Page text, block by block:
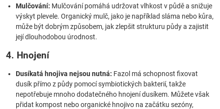
Mulčování: Mulčování pomáhá udržovat vlhkost v půdě a snižuje
výskyt plevele. Organický mulč, jako je například sláma nebo kůra,
může být dobrým způsobem, jak zlepšit strukturu půdy a zajistit
její dlouhodobou úrodnost.
4. Hnojení
Dusíkatá hnojiva nejsou nutná: Fazol má schopnost fixovat
dusík přímo z půdy pomocí symbiotických bakterií, takže
nepotřebuje mnoho dodatečného hnojení dusíkem. Můžete však
přidat kompost nebo organické hnojivo na začátku sezóny,